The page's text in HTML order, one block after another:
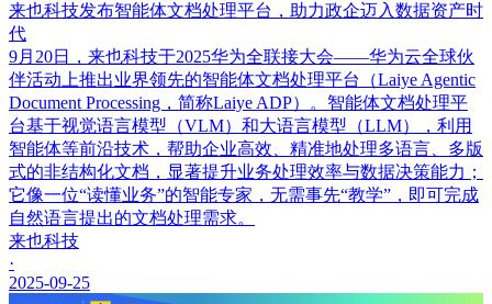
来也科技发布智能体文档处理平台，助力政企迈入数据资产时
代
9月20日，来也科技于2025华为全联接大会——华为云全球伙
伴活动上推出业界领先的智能体文档处理平台（Laiye Agentic
Document Processing，简称Laiye ADP）。智能体文档处理平
台基于视觉语言模型（VLM）和大语言模型（LLM），利用
智能体等前沿技术，帮助企业高效、精准地处理多语言、多版
式的非结构化文档，显著提升业务处理效率与数据决策能力；
它像一位“读懂业务”的智能专家，无需事先“教学”，即可完成
自然语言提出的文档处理需求。
来也科技
·
2025-09-25